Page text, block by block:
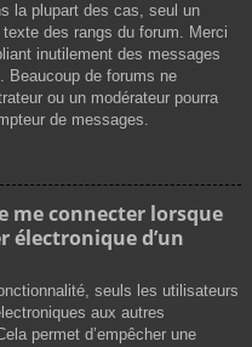
la plupart des cas, seul un
des rangs du forum. Merci
inutilement des messages
Beaucoup de forums ne
ou un modérateur pourra
de messages.
me connecter lorsque
électronique d’un
seuls les utilisateurs
aux autres
permet d’empêcher une